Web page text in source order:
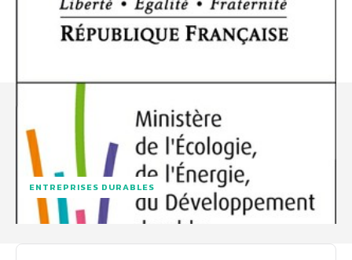
ENTREPRISES DURABLES